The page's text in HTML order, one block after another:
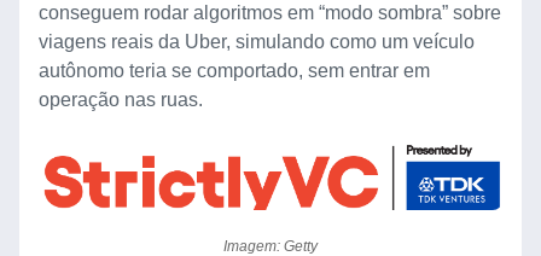
conseguem rodar algoritmos em “modo sombra” sobre
viagens reais da Uber, simulando como um veículo
autônomo teria se comportado, sem entrar em
operação nas ruas.
Imagem: Getty